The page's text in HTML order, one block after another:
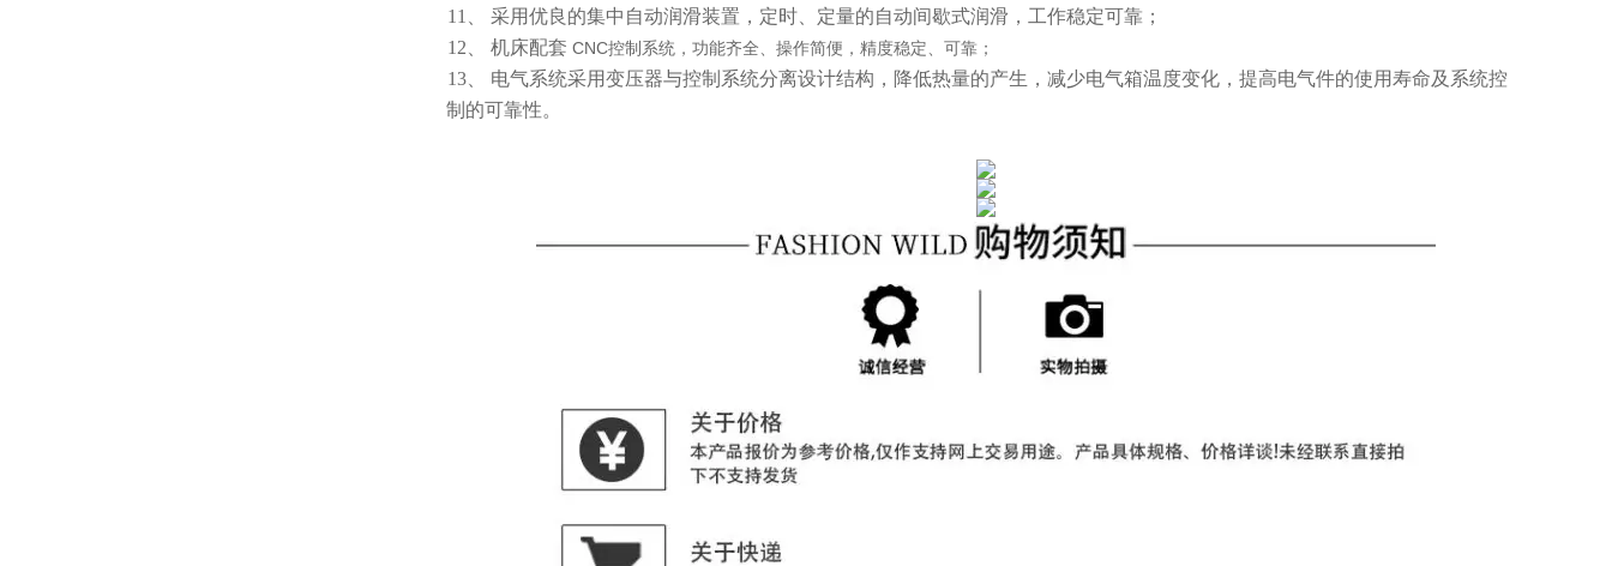
11、 采用优良的集中自动润滑装置，定时、定量的自动间歇式润滑，工作稳定可靠；
12、 机床配套 CNC控制系统，功能齐全、操作简便，精度稳定、可靠；
13、 电气系统采用变压器与控制系统分离设计结构，降低热量的产生，减少电气箱温度变化，提高电气件的使用寿命及系统控
制的可靠性。